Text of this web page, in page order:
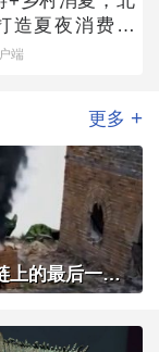
造夏夜消费新
端
更多 +
长城是多烟传烽！“北京是这条证据链上的最后一环”